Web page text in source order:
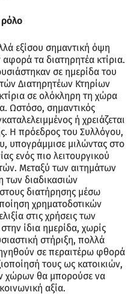
εξίσου σημαντική όψη
τα διατηρητέα κτίρια.
σε ημερίδα του
Διατηρητέων Κτηρίων
σε ολόκληρη τη χώρα
Ωστόσο, σημαντικός
ή χρειάζεται
Η πρόεδρος του Συλλόγου,
υπογράμμισε μιλώντας στο
ενός πιο λειτουργικού
Μεταξύ των αιτημάτων
των διαδικασιών
διατήρησης μέσω
χρηματοδοτικών
στις χρήσεις των
ίδια ημερίδα, χωρίς
στήριξη, πολλά
σε περαιτέρω φθορά
τους ως κατοικιών,
χώρων θα μπορούσε να
αξία.